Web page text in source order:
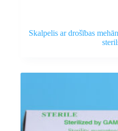
Skalpelis ar drošības